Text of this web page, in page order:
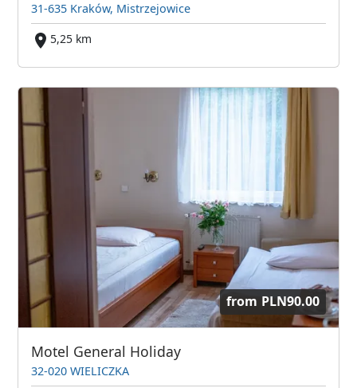
31-635 Kraków, Mistrzejowice
5,25 km
from PLN90.00
Motel General Holiday
32-020 WIELICZKA